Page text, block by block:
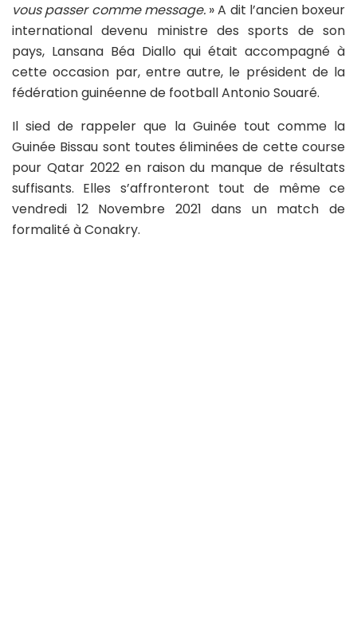
vous passer comme message.» A dit l’ancien boxeur
international devenu ministre des sports de son
pays, Lansana Béa Diallo qui était accompagné à
cette occasion par, entre autre, le président de la
fédération guinéenne de football Antonio Souaré.
Il sied de rappeler que la Guinée tout comme la
Guinée Bissau sont toutes éliminées de cette course
pour Qatar 2022 en raison du manque de résultats
suffisants. Elles s’affronteront tout de même ce
vendredi 12 Novembre 2021 dans un match de
formalité à Conakry.